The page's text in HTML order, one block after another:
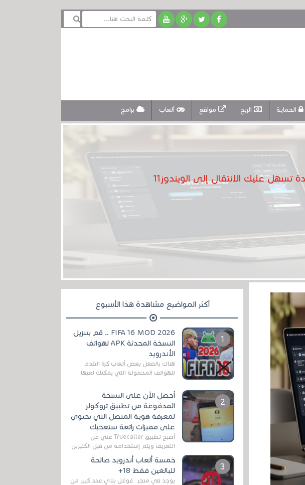
الحماية الربح مواقع ألعاب برامج
أكثر المواضيع مشاهدة هذا الأسبوع
FIFA 16 MOD 2026 .. قم بتنزيل
النسخة المحدثة APK لهواتف
الأندرويد
هناك بالفعل بعض ألعاب كرة القدم
للهواتف المحمولة التي يمكنك لعبها
مثل EA Sports ...
أحصل الآن على النسخة
المدفوعة من تطبيق تروكولر
لمعرفة هوية المتصل التي تحتوي
على مميزات رائعة ستعجبك
أصبح تطبيق Truecaller غني عن
التعريف ويتم إستخدامه من قبل الكثيرين
رغم المخاطر المتعلقه به وذلك من أجل
التخلص من المضايقات الكثيرة في
العال...
خمسة ألعاب أندرويد صالحة
للبالغين فقط 18+
يوجد في متجر غوغل بلاي عدد كبير من